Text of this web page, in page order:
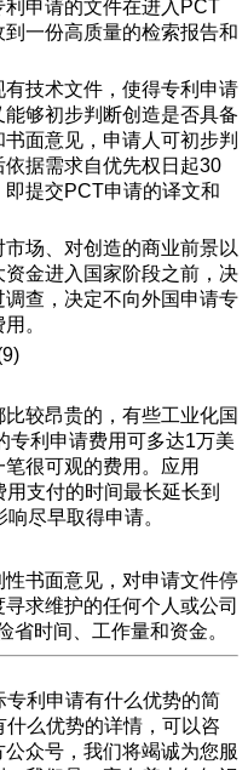
申请的文件在进入PCT
一份高质量的检索报告和
技术文件，使得专利申请
够初步判断创造是否具备
面意见，申请人可初步判
据需求自优先权日起30
提交PCT申请的译文和
场、对创造的商业前景以
金进入国家阶段之前，决
查，决定不向外国申请专
。
较昂贵的，有些工业化国
专利申请费用可多达1万美
很可观的费用。应用
支付的时间最长延长到
尽早取得申请。
书面意见，对申请文件停
求维护的任何个人或公司
省时间、工作量和资金。
专利申请有什么优势的简
么优势的详情，可以咨
众号，我们将竭诚为您服